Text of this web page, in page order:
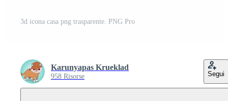
3d icona casa png trasparente. PNG Pro
Karunyapas Krueklad
958 Risorse Segui